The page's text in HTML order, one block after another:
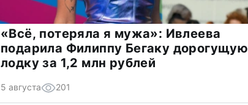
«Всё, потеряла я мужа»: Ивлеева
подарила Филиппу Бегаку дорогущую
лодку за 1,2 млн рублей
5 августа 201